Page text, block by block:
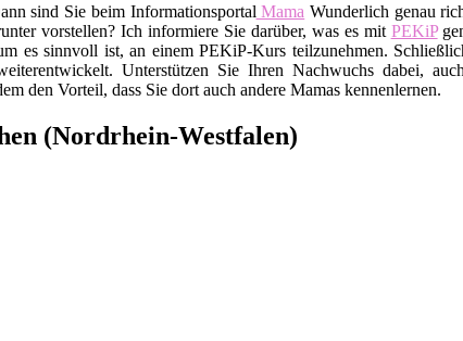
sind Sie beim Informationsportal Mama Wunderlich genau
vorstellen? Ich informiere Sie darüber, was es mit PEKiP
es sinnvoll ist, an einem PEKiP-Kurs teilzunehmen.
Unterstützen Sie Ihren Nachwuchs dabei,
den Vorteil, dass Sie dort auch andere Mamas kennenlernen.
(Nordrhein-Westfalen)